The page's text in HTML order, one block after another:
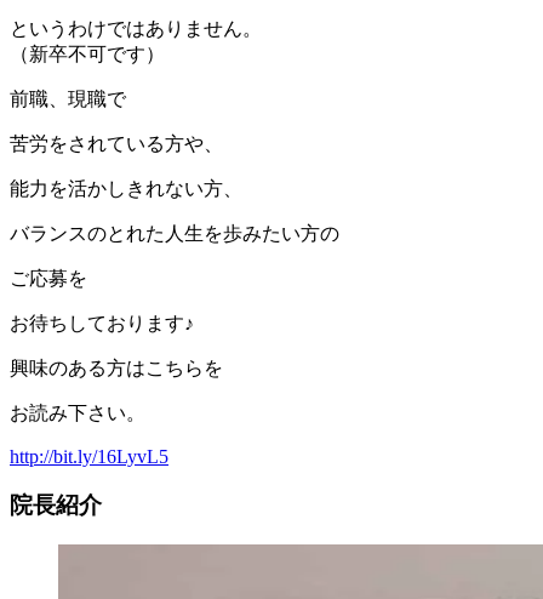
というわけではありません。
（新卒不可です）
前職、現職で
苦労をされている方や、
能力を活かしきれない方、
バランスのとれた人生を歩みたい方の
ご応募を
お待ちしております♪
興味のある方はこちらを
お読み下さい。
http://bit.ly/16LyvL5
院長紹介